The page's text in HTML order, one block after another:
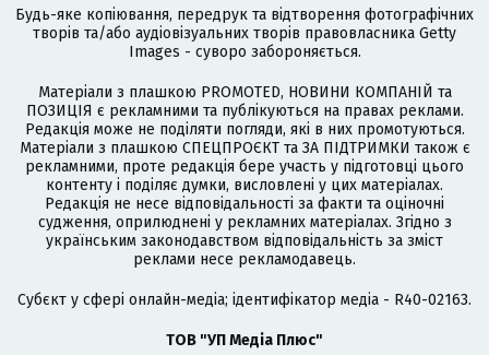
Будь-яке копіювання, передрук та відтворення фотографічних
творів та/або аудіовізуальних творів правовласника Getty
Images - суворо забороняється.
Матеріали з плашкою PROMOTED, НОВИНИ КОМПАНІЙ та
ПОЗИЦІЯ є рекламними та публікуються на правах реклами.
Редакція може не поділяти погляди, які в них промотуються.
Матеріали з плашкою СПЕЦПРОЄКТ та ЗА ПІДТРИМКИ також є
рекламними, проте редакція бере участь у підготовці цього
контенту і поділяє думки, висловлені у цих матеріалах.
Редакція не несе відповідальності за факти та оціночні
судження, оприлюднені у рекламних матеріалах. Згідно з
українським законодавством відповідальність за зміст
реклами несе рекламодавець.
Cубєкт у сфері онлайн-медіа; ідентифікатор медіа - R40-02163.
ТОВ "УП Медіа Плюс"